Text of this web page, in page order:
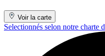
Voir la carte
Selectionnés selon notre charte